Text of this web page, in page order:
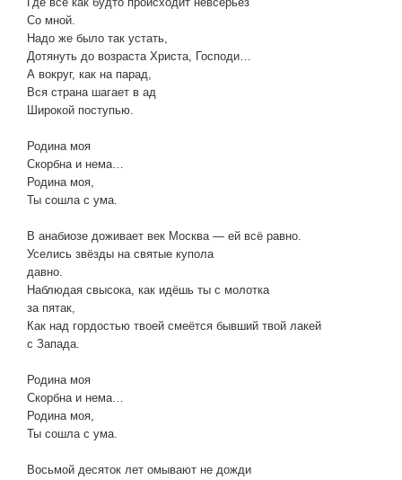
Со мной.
Надо же было так устать,
Дотянуть до возраста Христа, Господи…
А вокруг, как на парад,
Вся страна шагает в ад
Широкой поступью.
Родина моя
Скорбна и нема…
Родина моя,
Ты сошла с ума.
В анабиозе доживает век Москва — ей всё равно.
Уселись звёзды на святые купола
давно.
Наблюдая свысока, как идёшь ты с молотка
за пятак,
Как над гордостью твоей смеётся бывший твой лакей
с Запада.
Родина моя
Скорбна и нема…
Родина моя,
Ты сошла с ума.
Восьмой десяток лет омывают не дожди